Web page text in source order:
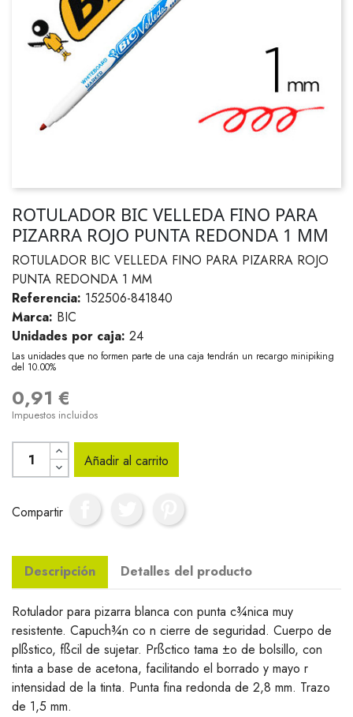
ROTULADOR BIC VELLEDA FINO PARA
PIZARRA ROJO PUNTA REDONDA 1 MM
ROTULADOR BIC VELLEDA FINO PARA PIZARRA ROJO
PUNTA REDONDA 1 MM
Referencia: 152506-841840
Marca: BIC
Unidades por caja: 24
Las unidades que no formen parte de una caja tendrán un recargo minipiking
del 10.00%
0,91 €
Impuestos incluidos
Añadir al carrito
Compartir
Descripción Detalles del producto
Rotulador para pizarra blanca con punta c¾nica muy
resistente. Capuch¾n co n cierre de seguridad. Cuerpo de
plßstico, fßcil de sujetar. Prßctico tama ±o de bolsillo, con
tinta a base de acetona, facilitando el borrado y mayo r
intensidad de la tinta. Punta fina redonda de 2,8 mm. Trazo
de 1,5 mm.